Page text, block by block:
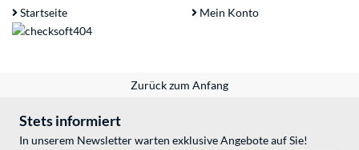
Startseite Mein Konto
Zurück zum Anfang
Stets informiert
In unserem Newsletter warten exklusive Angebote auf Sie!